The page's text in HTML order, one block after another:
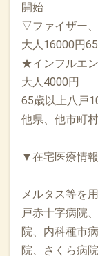
開始
▽ファイザー
大人16000円
★インフルエ
大人4000円
65歳以上八戸
他県、他市町
▼在宅医療情
メルタス等を
戸赤十字病院
院、内科種市
院、さくら病